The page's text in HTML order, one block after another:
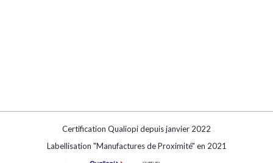
Certification Qualiopi depuis janvier 2022
Labellisation "Manufactures de Proximité" en 2021